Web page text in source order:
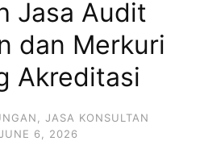
Jasa Audit
dan Merkuri
Akreditasi
JASA KONSULTAN
6, 2026